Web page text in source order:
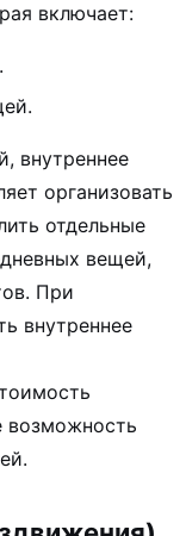
включает:
внутреннее
организовать
отдельные
вещей,
При
внутреннее
возможность